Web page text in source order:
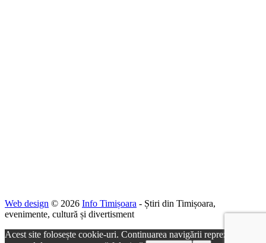
Web design © 2026 Info Timișoara - Știri din Timișoara,
evenimente, cultură și divertisment
Acest site folosește cookie-uri. Continuarea navigării reprezintă